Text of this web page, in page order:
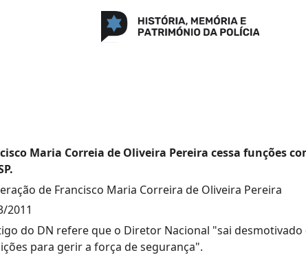
Maria Correia de Oliveira Pereira cessa funções
de Francisco Maria Correira de Oliveira Pereira
2011
do DN refere que o Diretor Nacional "sai desmotivado
para gerir a força de segurança".